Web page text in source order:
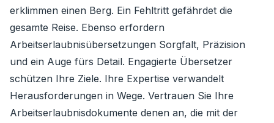
erklimmen einen Berg. Ein Fehltritt gefährdet die
gesamte Reise. Ebenso erfordern
Arbeitserlaubnisübersetzungen Sorgfalt, Präzision
und ein Auge fürs Detail. Engagierte Übersetzer
schützen Ihre Ziele. Ihre Expertise verwandelt
Herausforderungen in Wege. Vertrauen Sie Ihre
Arbeitserlaubnisdokumente denen an, die mit der